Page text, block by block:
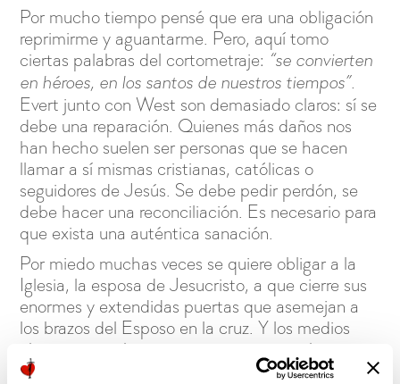
Por mucho tiempo pensé que era una obligación
reprimirme y aguantarme. Pero, aquí tomo
ciertas palabras del cortometraje: “se convierten
en héroes, en los santos de nuestros tiempos”.
Evert junto con West son demasiado claros: sí se
debe una reparación. Quienes más daños nos
han hecho suelen ser personas que se hacen
llamar a sí mismas cristianas, católicas o
seguidores de Jesús. Se debe pedir perdón, se
debe hacer una reconciliación. Es necesario para
que exista una auténtica sanación.
Por miedo muchas veces se quiere obligar a la
Iglesia, la esposa de Jesucristo, a que cierre sus
enormes y extendidas puertas que asemejan a
los brazos del Esposo en la cruz. Y los medios
ahora quieren hacernos creer que ya se han
cerrado y que sólo somos gays o lesbianas y que